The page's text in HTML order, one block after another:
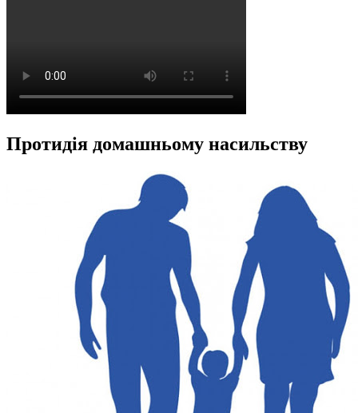
Протидія домашньому насильству